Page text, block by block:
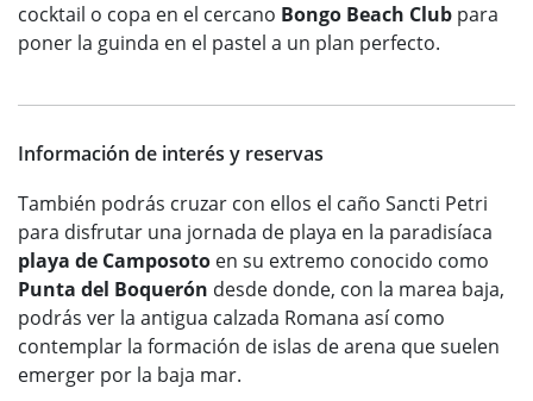
cocktail o copa en el cercano Bongo Beach Club para
poner la guinda en el pastel a un plan perfecto.
Información de interés y reservas
También podrás cruzar con ellos el caño Sancti Petri
para disfrutar una jornada de playa en la paradisíaca
playa de Camposoto en su extremo conocido como
Punta del Boquerón desde donde, con la marea baja,
podrás ver la antigua calzada Romana así como
contemplar la formación de islas de arena que suelen
emerger por la baja mar.